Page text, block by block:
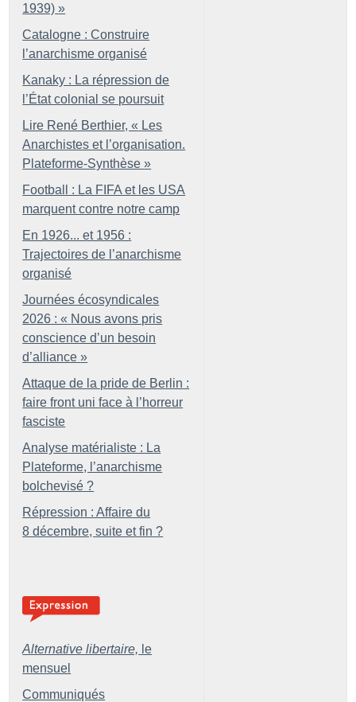
1939) »
Catalogne : Construire
l’anarchisme organisé
Kanaky : La répression de
l’État colonial se poursuit
Lire René Berthier, « Les
Anarchistes et l’organisation.
Plateforme-Synthèse »
Football : La FIFA et les USA
marquent contre notre camp
En 1926... et 1956 :
Trajectoires de l’anarchisme
organisé
Journées écosyndicales
2026 : « Nous avons pris
conscience d’un besoin
d’alliance »
Attaque de la pride de Berlin :
faire front uni face à l’horreur
fasciste
Analyse matérialiste : La
Plateforme, l’anarchisme
bolchevisé ?
Répression : Affaire du
8 décembre, suite et fin ?
Alternative libertaire, le
mensuel
Communiqués